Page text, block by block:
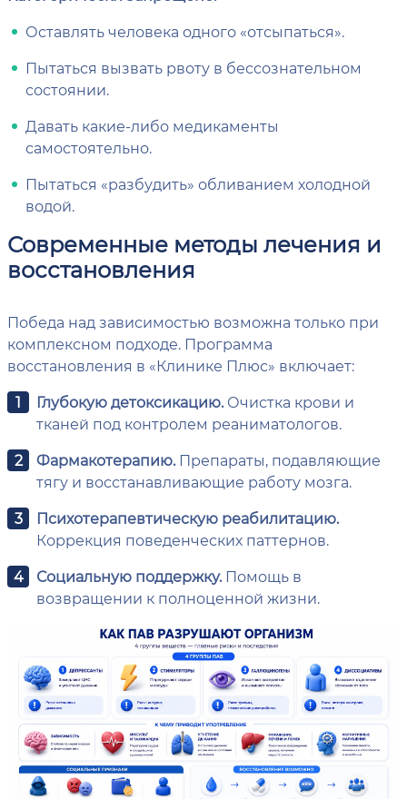
Оставлять человека одного «отсыпаться».
Пытаться вызвать рвоту в бессознательном
состоянии.
Давать какие-либо медикаменты
самостоятельно.
Пытаться «разбудить» обливанием холодной
водой.
Современные методы лечения и
восстановления
Победа над зависимостью возможна только при
комплексном подходе. Программа
восстановления в «Клинике Плюс» включает:
Глубокую детоксикацию.Очистка крови и
тканей под контролем реаниматологов.
Фармакотерапию.Препараты, подавляющие
тягу и восстанавливающие работу мозга.
Психотерапевтическую реабилитацию.
Коррекция поведенческих паттернов.
Социальную поддержку.Помощь в
возвращении к полноценной жизни.